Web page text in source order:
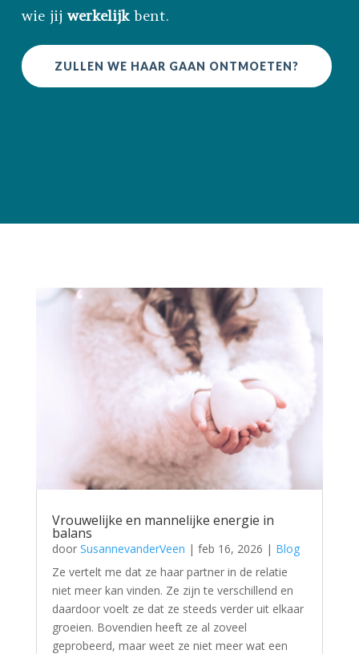
wie jijwerkelijkbent.
ZULLEN WE HAAR GAAN ONTMOETEN?
Vrouwelijke en mannelijke energie in
balans
door SusannevanderVeen | feb 16, 2026 | Blog
Ze vertelt me dat ze haar partner in de relatie
niet meer kan vinden. Ze zijn te verschillend en
daardoor voelt ze dat ze steeds verder uit elkaar
groeien. Bovendien heeft ze al zoveel
geprobeerd, maar weet ze niet meer wat een